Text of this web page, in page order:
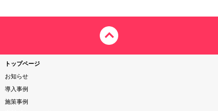
トップページ
お知らせ
導入事例
施策事例